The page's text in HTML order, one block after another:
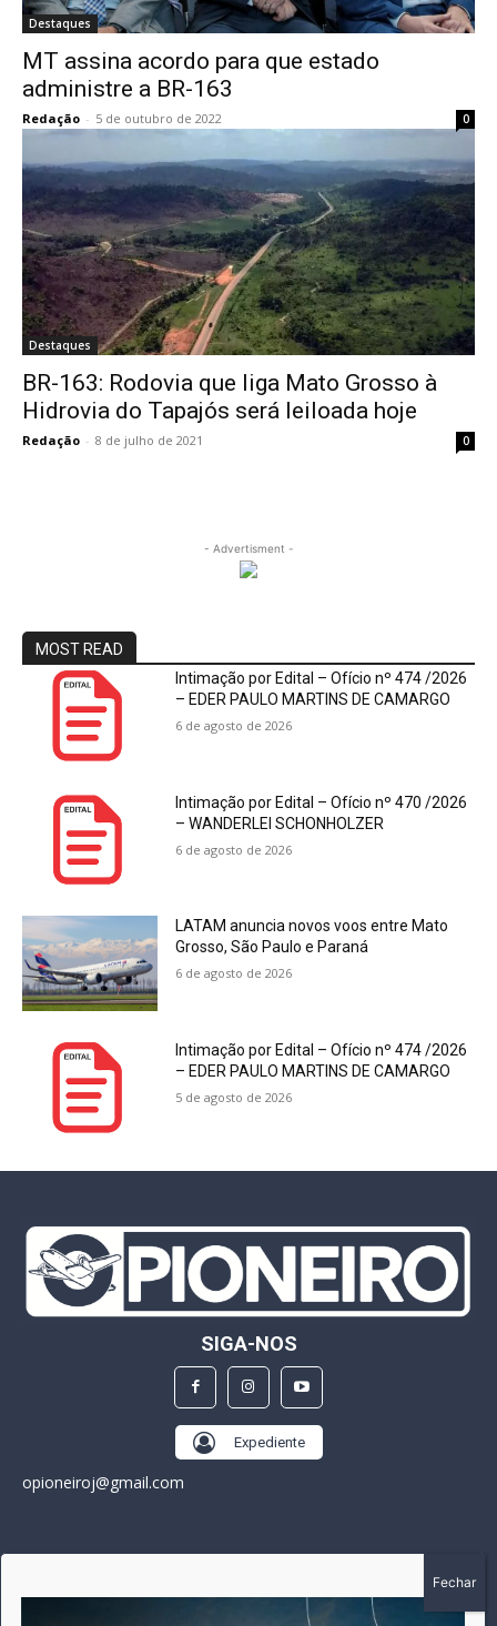
Destaques
MT assina acordo para que estado
administre a BR-163
Redação - 5 de outubro de 2022 0
Destaques
BR-163: Rodovia que liga Mato Grosso à
Hidrovia do Tapajós será leiloada hoje
Redação - 8 de julho de 2021 0
- Advertisment -
MOST READ
Intimação por Edital – Ofício nº 474 /2026
– EDER PAULO MARTINS DE CAMARGO
6 de agosto de 2026
Intimação por Edital – Ofício nº 470 /2026
– WANDERLEI SCHONHOLZER
6 de agosto de 2026
LATAM anuncia novos voos entre Mato
Grosso, São Paulo e Paraná
6 de agosto de 2026
Intimação por Edital – Ofício nº 474 /2026
– EDER PAULO MARTINS DE CAMARGO
5 de agosto de 2026
SIGA-NOS
Expediente
opioneiroj@gmail.com
A história do Pioneiro inicia em fevereiro de 2005 em